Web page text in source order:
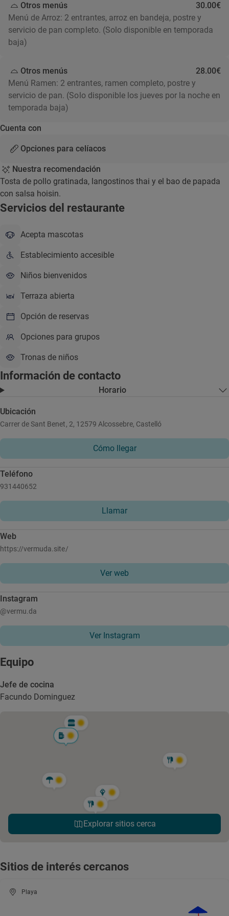
Otros menús
30.00€
Menú de Arroz: 2 entrantes, arroz en bandeja, postre y
servicio de pan completo. (Solo disponible en temporada
baja)
Otros menús
28.00€
Menú Ramen: 2 entrantes, ramen completo, postre y
servicio de pan. (Solo disponible los jueves por la noche en
temporada baja)
Cuenta con
Opciones para celíacos
Nuestra recomendación
Tosta de pollo gratinada, langostinos thai y el bao de papada
con salsa hoisin.
Servicios del restaurante
Acepta mascotas
Establecimiento accesible
Niños bienvenidos
Terraza abierta
Opción de reservas
Opciones para grupos
Tronas de niños
Información de contacto
Horario
Ubicación
Carrer de Sant Benet, 2, 12579 Alcossebre, Castelló
Cómo llegar
Teléfono
931440652
Llamar
Web
https://vermuda.site/
Ver web
Instagram
@vermu.da
Ver Instagram
Equipo
Jefe de cocina
Facundo Dominguez
Explorar sitios cerca
Sitios de interés cercanos
Playa